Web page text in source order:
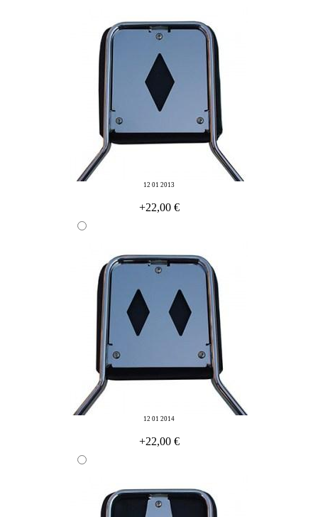
12 01 2013
+22,00 €
12 01 2014
+22,00 €